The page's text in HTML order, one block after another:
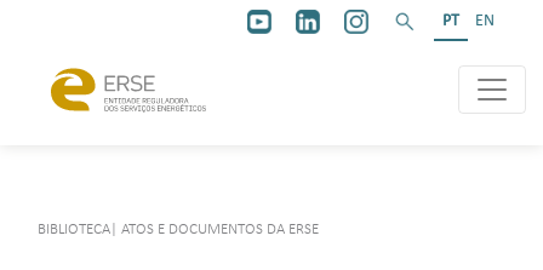
PT EN
BIBLIOTECA ATOS E DOCUMENTOS DA ERSE